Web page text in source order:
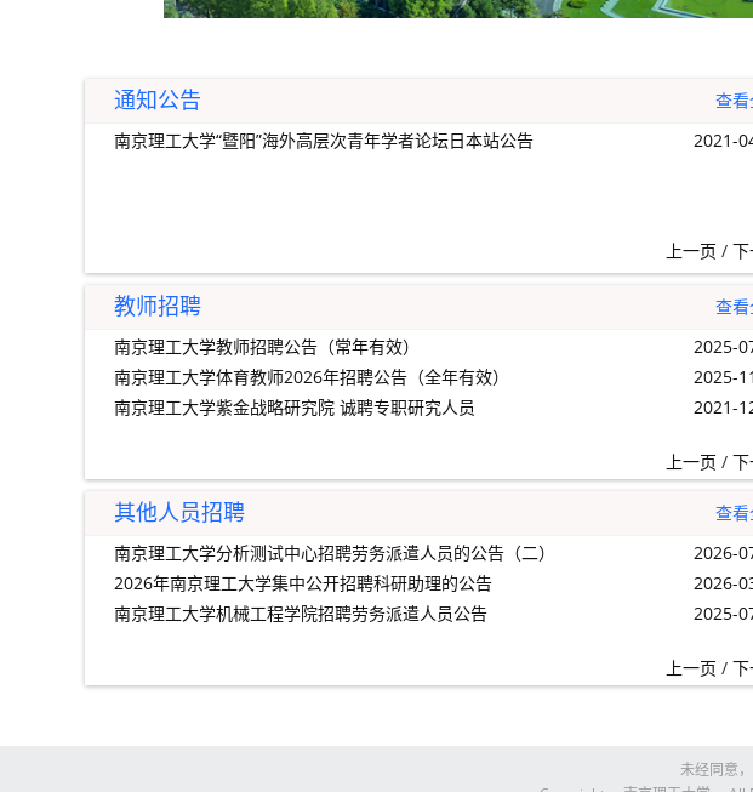
通知公告
查
南京理工大学“暨阳”海外高层次青年学者论坛日本站公告
2021-
下
/
上一页
教师招聘
查
南京理工大学教师招聘公告（常年有效）
2025-
南京理工大学体育教师2026年招聘公告（全年有效）
2025-
南京理工大学紫金战略研究院 诚聘专职研究人员
2021-
下
/
上一页
其他人员招聘
查
南京理工大学分析测试中心招聘劳务派遣人员的公告（二）
2026-
2026年南京理工大学集中公开招聘科研助理的公告
2026-
南京理工大学机械工程学院招聘劳务派遣人员公告
2025-
下
/
上一页
未经同意